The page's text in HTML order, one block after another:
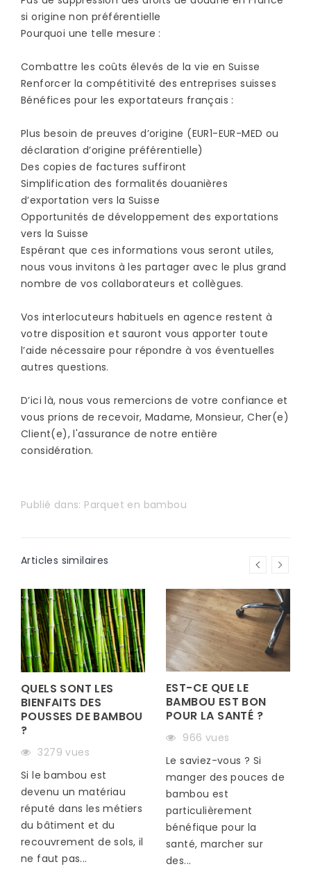
si origine non préférentielle
Pourquoi une telle mesure :
Combattre les coûts élevés de la vie en Suisse
Renforcer la compétitivité des entreprises suisses
Bénéfices pour les exportateurs français :
Plus besoin de preuves d’origine (EUR1-EUR-MED ou
déclaration d’origine préférentielle)
Des copies de factures suffiront
Simplification des formalités douanières
d’exportation vers la Suisse
Opportunités de développement des exportations
vers la Suisse
Espérant que ces informations vous seront utiles,
nous vous invitons à les partager avec le plus grand
nombre de vos collaborateurs et collègues.
Vos interlocuteurs habituels en agence restent à
votre disposition et sauront vous apporter toute
l’aide nécessaire pour répondre à vos éventuelles
autres questions.
D’ici là, nous vous remercions de votre confiance et
vous prions de recevoir, Madame, Monsieur, Cher(e)
Client(e), l'assurance de notre entière
considération.
Publié dans: Parquet en bambou
Articles similaires
QUELS SONT LES
BIENFAITS DES
POUSSES DE BAMBOU
?
3279 vues
Si le bambou est
devenu un matériau
réputé dans les métiers
du bâtiment et du
recouvrement de sols, il
ne faut pas...
EST-CE QUE LE
BAMBOU EST BON
POUR LA SANTÉ ?
966 vues
Le saviez-vous ? Si
manger des pouces de
bambou est
particulièrement
bénéfique pour la
santé, marcher sur
des...